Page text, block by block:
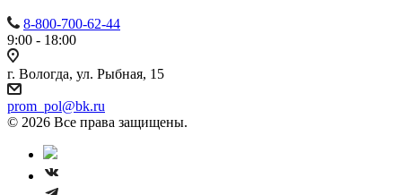
8-800-700-62-44
9:00 - 18:00
г. Вологда, ул. Рыбная, 15
prom_pol@bk.ru
© 2026 Все права защищены.